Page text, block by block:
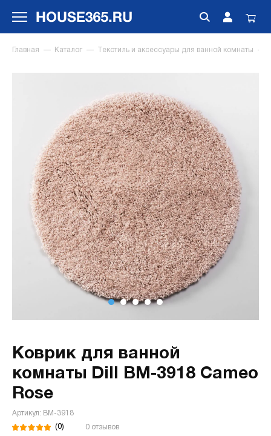
Главная Каталог Текстиль и аксессуары для ванной комнаты
Коврик для ванной
комнаты Dill BM-3918 Cameo
Rose
Артикул: BM-3918
(0) 0 отзывов